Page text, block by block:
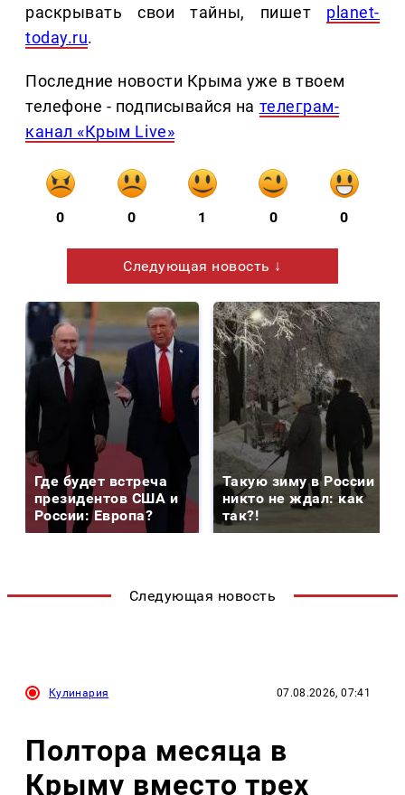
раскрывать свои тайны, пишет planet-
today.ru.
Последние новости Крыма уже в твоем
телефоне - подписывайся на телеграм-
канал «Крым Live»
0 0 1 0 0
Следующая новость ↓
Где будет встреча
президентов США и
России: Европа?
Такую зиму в России
никто не ждал: как
так?!
Следующая новость
Кулинария 07.08.2026, 07:41
Полтора месяца в
Крыму вместо трех